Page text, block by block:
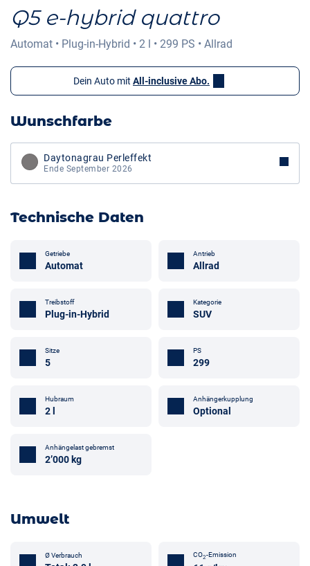
Q5 e-hybrid quattro
Automat • Plug-in-Hybrid • 2 l • 299 PS • Allrad
Dein Auto mit All-inclusive Abo.
Wunschfarbe
Daytonagrau Perleffekt
Ende September 2026
Technische Daten
Getriebe
Automat
Antrieb
Allrad
Treibstoff
Plug-in-Hybrid
Kategorie
SUV
Sitze
5
PS
299
Hubraum
2 l
Anhängerkupplung
Optional
Anhängelast gebremst
2’000 kg
Umwelt
Ø Verbrauch CO2-Emission